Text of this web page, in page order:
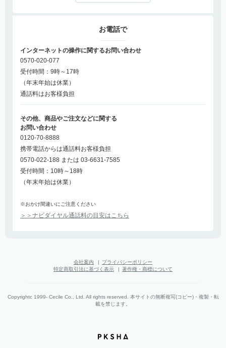
お電話で
インターネットの操作に関するお問い合わせ
0570-020-077
受付時間：9時～17時
（年末年始は休業）
通話料はお客様負担
その他、商品やご注文などに関する
お問い合わせ
0120-70-8888
携帯電話からは通話料お客様負担
0570-022-188 または 03-6631-7585
受付時間：10時～18時
（年末年始は休業）
※おかけ間違いにご注意ください
＞＞ナビダイヤル通話料の目安はこちら
会社案内 |
プライバシーポリシー
特定商取引法に基づく表示
| 著作権・商標について
Copyrightc 1999- Cecile Co., Ltd. All rights reserved. 本サイトの無断複写(コピー)・複製・転
載を禁じます。